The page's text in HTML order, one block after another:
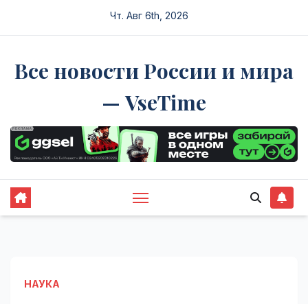
Чт. Авг 6th, 2026
Все новости России и мира
— VseTime
НАУКА